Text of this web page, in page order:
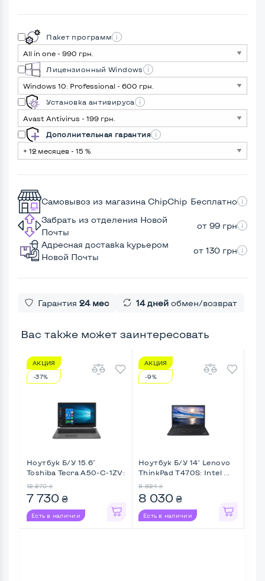
Пакет программ
Лицензионный Windows
Установка антивируса
Дополнительная гарантия
Самовывоз из магазина ChipChip Бесплатно
Забрать из отделения Новой
Почты
от 99 грн
Адресная доставка курьером
Новой Почты
от 130 грн
Гарантия 24 мес 14 дней обмен/возврат
Вас также может заинтересовать
АКЦИЯ
-37%
Ноутбук Б/У 15.6"
Toshiba Tecra A50-C-1ZV:
12 270 ₴
7 730 ₴
Есть в наличии
АКЦИЯ
-9%
Ноутбук Б/У 14" Lenovo
ThinkPad T470S: Intel ...
8 824 ₴
8 030 ₴
Есть в наличии